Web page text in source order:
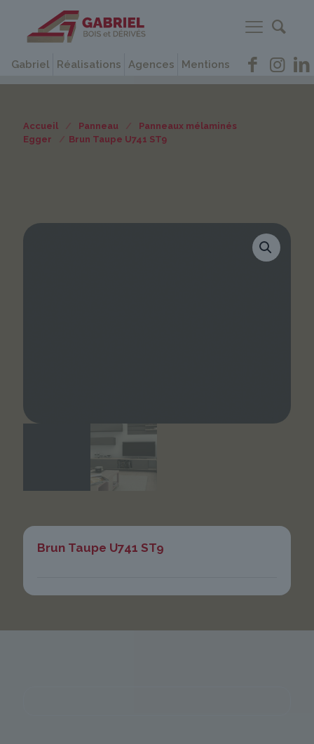
Gabriel Réalisations Agences Mentions
Accueil / Panneau /
Panneaux mélaminés
Egger
/ Brun Taupe U741 ST9
Brun Taupe U741 ST9